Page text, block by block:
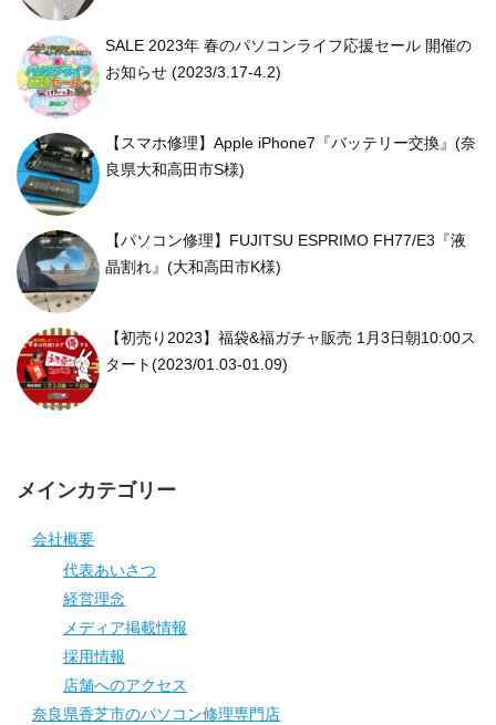
SALE 2023年 春のパソコンライフ応援セール 開催の
お知らせ (2023/3.17-4.2)
【スマホ修理】Apple iPhone7『バッテリー交換』(奈
良県大和高田市S様)
【パソコン修理】FUJITSU ESPRIMO FH77/E3『液
晶割れ』(大和高田市K様)
【初売り2023】福袋&福ガチャ販売 1月3日朝10:00ス
タート(2023/01.03-01.09)
メインカテゴリー
会社概要
代表あいさつ
経営理念
メディア掲載情報
採用情報
店舗へのアクセス
奈良県香芝市のパソコン修理専門店